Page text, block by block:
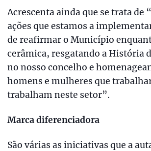
Acrescenta ainda que se trata de
ações que estamos a
de reafirmar o Município
cerâmica, resgatando a História
no nosso concelho e
homens e mulheres que
trabalham neste setor”.
Marca diferenciadora
São várias as iniciativas que a